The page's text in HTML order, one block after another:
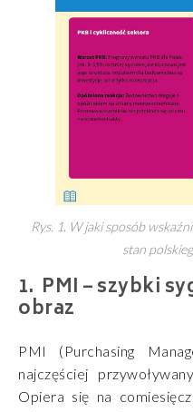
Rys. 1. W jaki sposób
stan
PMI – szybki
obraz
PMI (Purchasing
najczęściej
Opiera się na